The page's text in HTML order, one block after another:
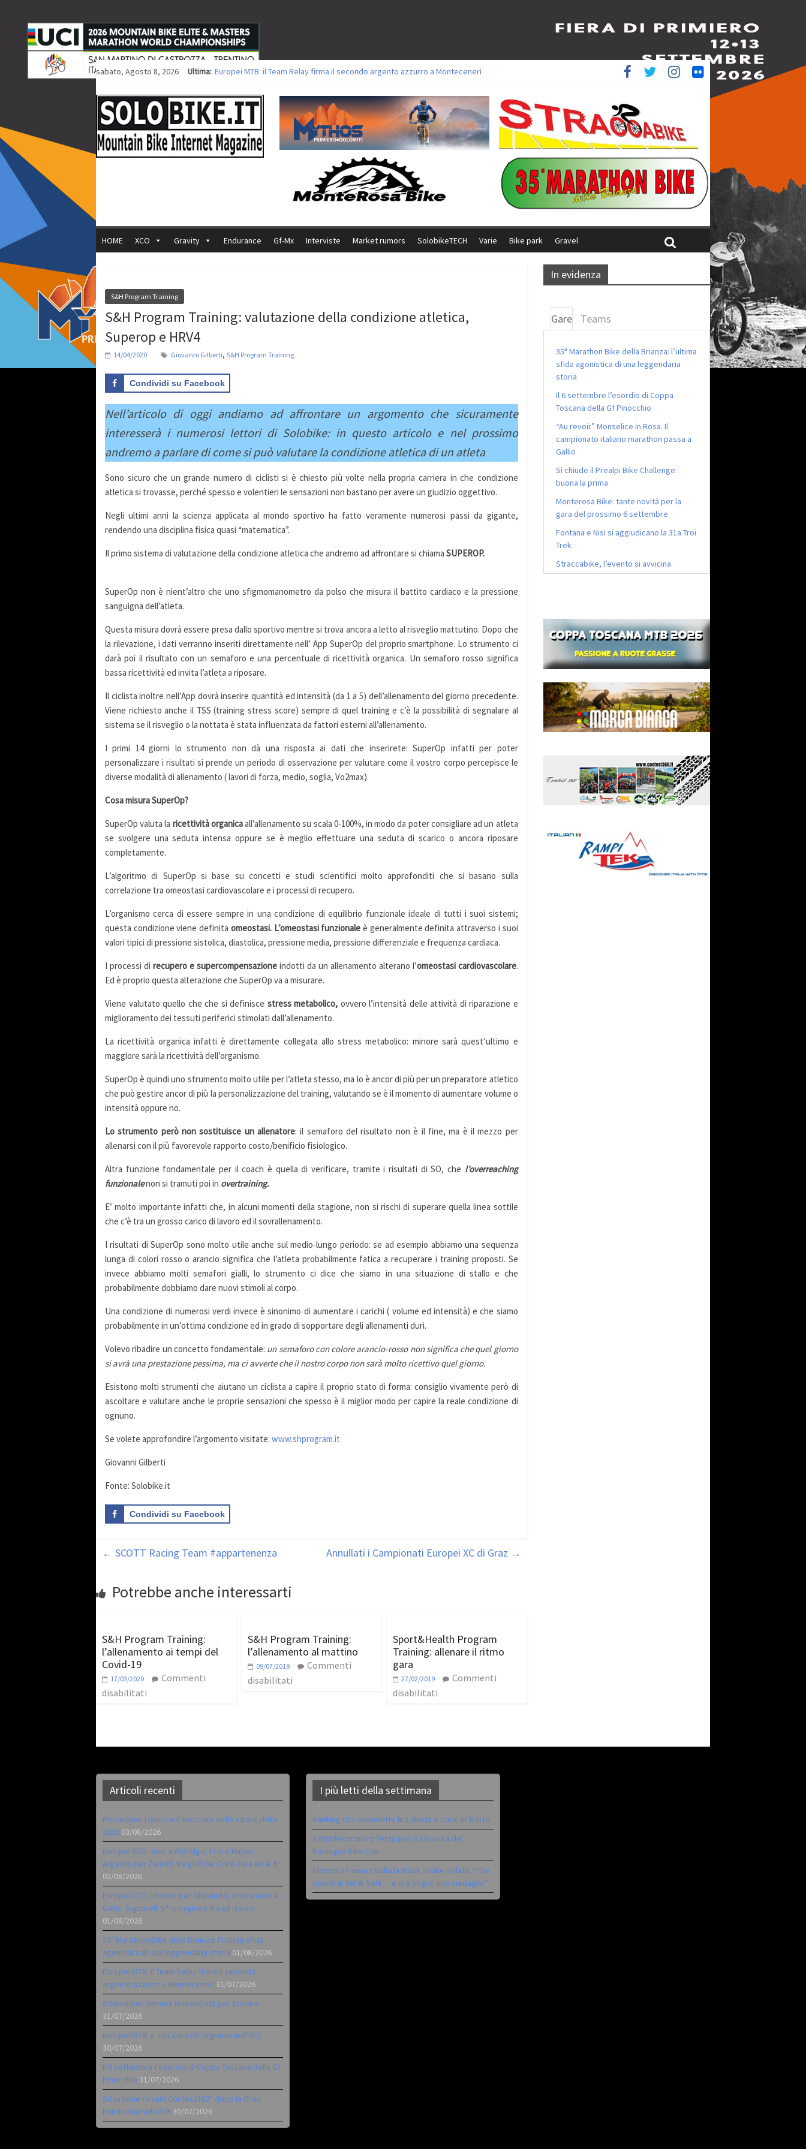
sabato, Agosto 8, 2026 Ultima: Europei MTB: il Team Relay firma il secondo argento azzurro a Monteceneri
Europei XCO: titoli a Aldridge, Frei e Hutter. Argento per Zanotti tra gli Elite. Corvi fora ed è 4^
Europei XCO: vittorie per Ghibaudo, Grossmann e Gallis. Signorelli 5^ la migliore tra gli italiani
35ª Marathon Bike della Brianza: l’ultima sfida agonistica di una leggendaria storia
HOME XCO Gravity Endurance Gf-Mx Interviste Market rumors SolobikeTECH Varie Bike park Gravel
S&H Program Training
S&H Program Training: valutazione della condizione atletica,
Superop e HRV4
14/04/2020 Giovanni Gilberti, S&H Program Training
Condividi su Facebook
Nell’articolo di oggi andiamo ad affrontare un argomento che sicuramente
interesserà i numerosi lettori di Solobike: in questo articolo e nel prossimo
andremo a parlare di come si può valutare la condizione atletica di un atleta
Sono sicuro che un grande numero di ciclisti si è chiesto più volte nella propria carriera in che condizione
atletica si trovasse, perché spesso e volentieri le sensazioni non bastano per avere un giudizio oggettivo.
Negli ultimi anni la scienza applicata al mondo sportivo ha fatto veramente numerosi passi da gigante,
rendendo una disciplina fisica quasi “matematica”.
Il primo sistema di valutazione della condizione atletica che andremo ad affrontare si chiama SUPEROP.
SuperOp non è nient’altro che uno sfigmomanometro da polso che misura il battito cardiaco e la pressione
sanguigna dell’atleta.
Questa misura dovrà essere presa dallo sportivo mentre si trova ancora a letto al risveglio mattutino. Dopo che
la rilevazione, i dati verranno inseriti direttamente nell’ App SuperOp del proprio smartphone. Lo strumento ci
darà poi il risultato con un semaforo e una percentuale di ricettività organica. Un semaforo rosso significa
bassa ricettività ed invita l’atleta a riposare.
Il ciclista inoltre nell’App dovrà inserire quantità ed intensità (da 1 a 5) dell’allenamento del giorno precedente.
Viene richiesto anche il TSS (training stress score) sempre di quel training e c’è la possibilità di segnalare al
sistema se il risveglio o la nottata è stata influenzata da fattori esterni all’allenamento.
I primi 14 giorni lo strumento non dà una risposta ai dati che inserirete: SuperOp infatti per poter
personalizzare i risultati si prende un periodo di osservazione per valutare come il vostro corpo percepisce le
diverse modalità di allenamento ( lavori di forza, medio, soglia, Vo2max).
Cosa misura SuperOp?
SuperOp valuta la ricettività organicaall’allenamento su scala 0-100%, in modo da poter consigliare ad un atleta
se svolgere una seduta intensa oppure se è meglio effettuare una seduta di scarico o ancora riposare
completamente.
L’algoritmo di SuperOp si base su concetti e studi scientifici molto approfonditi che si basano sulla
correlazione tra omeostasi cardiovascolare e i processi di recupero.
L’organismo cerca di essere sempre in una condizione di equilibrio funzionale ideale di tutti i suoi sistemi;
questa condizione viene definita omeostasi. L’omeostasi funzionale è generalmente definita attraverso i suoi
valori tipici di pressione sistolica, diastolica, pressione media, pressione differenziale e frequenza cardiaca.
I processi di recupero e supercompensazione indotti da un allenamento alterano l’omeostasi cardiovascolare.
Ed è proprio questa alterazione che SuperOp va a misurare.
Viene valutato quello che che si definisce stress metabolico, ovvero l’intensità delle attività di riparazione e
miglioramento dei tessuti periferici stimolati dall’allenamento.
La ricettività organica infatti è direttamente collegata allo stress metabolico: minore sarà quest’ultimo e
maggiore sarà la ricettività dell’organismo.
SuperOp è quindi uno strumento molto utile per l’atleta stesso, ma lo è ancor di più per un preparatore atletico
che può gestire ancor di più la personalizzazione del training, valutando se è il momento di aumentare volume o
intensità oppure no.
Lo strumento però non sostituisce un allenatore: il semaforo del risultato non è il fine, ma è il mezzo per
allenarsi con il più favorevole rapporto costo/benificio fisiologico.
Altra funzione fondamentale per il coach è quella di verificare, tramite i risultati di SO, che l’overreaching
funzionalenon si tramuti poi in overtraining.
E’ molto importante infatti che, in alcuni momenti della stagione, non si rischi di superare quella linea sottile
che c’è tra un grosso carico di lavoro ed il sovrallenamento.
I risultati di SuperOp sono molto utile anche sul medio-lungo periodo: se ad esempio abbiamo una sequenza
lunga di colori rosso o arancio significa che l’atleta probabilmente fatica a recuperare i training proposti. Se
invece abbiamo molti semafori gialli, lo strumento ci dice che siamo in una situazione di stallo e che
probabilmente dobbiamo dare nuovi stimoli al corpo.
Una condizione di numerosi verdi invece è sinonimo di aumentare i carichi ( volume ed intensità) e che siamo
probabilmente in un’ottima condizione ed in grado di sopportare degli allenamenti duri.
Volevo ribadire un concetto fondamentale: un semaforo con colore arancio-rosso non significa che quel giorno
si avrà una prestazione pessima, ma ci avverte che il nostro corpo non sarà molto ricettivo quel giorno.
Esistono molti strumenti che aiutano un ciclista a capire il proprio stato di forma: consiglio vivamente però di
ascoltare e valutare anche le proprie sensazioni che spesso è il miglior modo per capire la reale condizione di
ognuno.
Se volete approfondire l’argomento visitate: www.shprogram.it
Giovanni Gilberti
Fonte: Solobike.it
Condividi su Facebook
← SCOTT Racing Team #appartenenza Annullati i Campionati Europei XC di Graz →
Potrebbe anche interessarti
S&H Program Training:
l’allenamento ai tempi del
Covid-19
17/03/2020
Commenti
disabilitati
S&H Program Training:
l’allenamento al mattino
09/07/2019
Commenti
disabilitati
Sport&Health Program
Training: allenare il ritmo
gara
27/02/2019
Commenti
disabilitati
In evidenza
Gare Teams
35ª Marathon Bike della Brianza: l’ultima
sfida agonistica di una leggendaria
storia
Il 6 settembre l’esordio di Coppa
Toscana della Gf Pinocchio
“Au revoir” Monselice in Rosa. Il
campionato italiano marathon passa a
Gallio
Si chiude il Prealpi Bike Challenge:
buona la prima
Monterosa Bike: tante novità per la
gara del prossimo 6 settembre
Fontana e Nisi si aggiudicano la 31a Troi
Trek
Straccabike, l’evento si avvicina
Articoli recenti
Procedono i lavori sul tracciato della Straccabike
2026 03/08/2026
Europei XCO: titoli a Aldridge, Frei e Hutter.
Argento per Zanotti tra gli Elite. Corvi fora ed è 4^
02/08/2026
Europei XCO: vittorie per Ghibaudo, Grossmann e
Gallis. Signorelli 5^ la migliore tra gli italiani
01/08/2026
35ª Marathon Bike della Brianza: l’ultima sfida
agonistica di una leggendaria storia 01/08/2026
Europei MTB: il Team Relay firma il secondo
argento azzurro a Monteceneri 31/07/2026
Attenzione: Samara Maxwell sta per tornare
31/07/2026
Europei MTB: a Juri Zanotti l’argento nell’XCC
30/07/2026
Il 6 settembre l’esordio di Coppa Toscana della Gf
Pinocchio 31/07/2026
Situazione circuiti Contest360° dopo la Gran
Fondo Marradi MTB 30/07/2026
I più letti della settimana
Ranking UCI: Avondetto N.2. Berta e Corvi in Top10
A Montecoronaro festa per la chiusura del
Romagna Bike Cup
Eleonora Farina studia la Black Snake iridata: “Che
ricordi in Val di Sole… e ora sogno una medaglia”